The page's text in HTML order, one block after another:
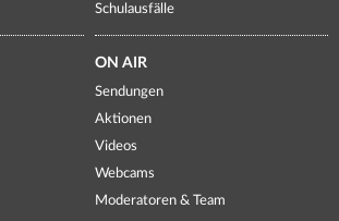
Schulausfälle
ON AIR
Sendungen
Aktionen
Videos
Webcams
Moderatoren & Team